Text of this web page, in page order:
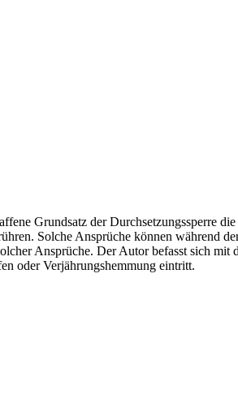
Grundsatz der Durchsetzungssperre
Solche Ansprüche können während
Ansprüche. Der Autor befasst sich mit
oder Verjährungshemmung eintritt.